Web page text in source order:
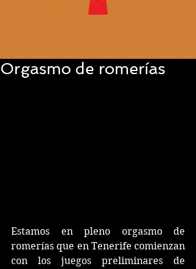
Orgasmo de romerías
Estamos en pleno orgasmo de
romerías que en Tenerife comienzan
con los juegos preliminares de